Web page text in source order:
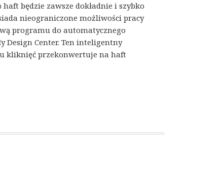
będzie zawsze dokładnie i szybko
nieograniczone możliwości pracy
programu do automatycznego
Design Center. Ten inteligentny
kliknięć przekonwertuje na haft